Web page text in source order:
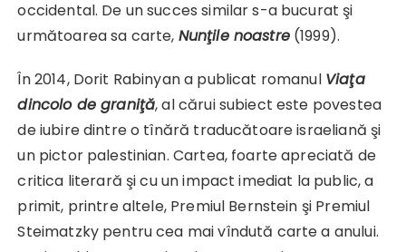
occidental. De un succes similar s-a bucurat şi
următoarea sa carte, Nunţile noastre(1999).
În 2014, Dorit Rabinyan a publicat romanul Viaţa
dincolo de graniţă, al cărui subiect este povestea
de iubire dintre o tînără traducătoare israeliană şi
un pictor palestinian. Cartea, foarte apreciată de
critica literară şi cu un impact imediat la public, a
primit, printre altele, Premiul Bernstein şi Premiul
Steimatzky pentru cea mai vîndută carte a anului.